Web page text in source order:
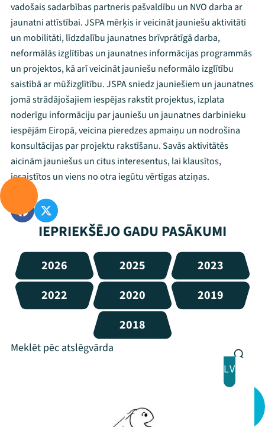
vadošais sadarbības partneris pašvaldību un NVO darba ar
jaunatni attīstībai. JSPA mērķis ir veicināt jauniešu aktivitāti
un mobilitāti, līdzdalību jaunatnes brīvprātīgā darba,
neformālās izglītības un jaunatnes informācijas programmās
un projektos, kā arī veicināt jauniešu neformālo izglītību
saistībā ar mūžizglītību. JSPA sniedz jauniešiem un jaunatnes
jomā strādājošajiem iespējas rakstīt projektus, izplata
noderīgu informāciju par jauniešu un jaunatnes darbinieku
iespējām Eiropā, veicina pieredzes apmaiņu un nodrošina
konsultācijas par projektu rakstīšanu. Savās aktivitātēs
aicinām jauniešus un citus interesentus, lai klausītos,
iesaistītos un viens no otra iegūtu vērtīgas atziņas.
IEPRIEKŠĒJO GADU PASĀKUMI
2026 2025
2023
2022
2020
2019
2018
LV